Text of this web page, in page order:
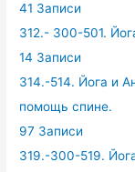
41 Записи
312.- 300-501.
14 Записи
314.-514. Йога и
помощь спине.
97 Записи
319.-300-519.